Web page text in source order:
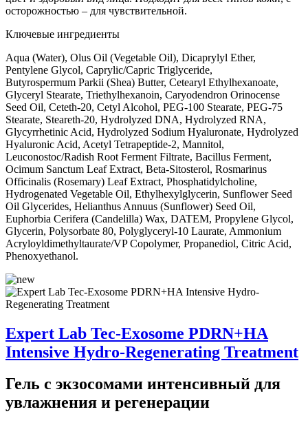
осторожностью – для чувствительной.
Ключевые ингредиенты
Aqua (Water), Olus Oil (Vegetable Oil), Dicaprylyl Ether,
Pentylene Glycol, Caprylic/Capric Triglyceride,
Butyrospermum Parkii (Shea) Butter, Cetearyl Ethylhexanoate,
Glyceryl Stearate, Triethylhexanoin, Caryodendron Orinocense
Seed Oil, Ceteth-20, Cetyl Alcohol, PEG-100 Stearate, PEG-75
Stearate, Steareth-20, Hydrolyzed DNA, Hydrolyzed RNA,
Glycyrrhetinic Acid, Hydrolyzed Sodium Hyaluronate, Hydrolyzed
Hyaluronic Acid, Acetyl Tetrapeptide-2, Mannitol,
Leuconostoc/Radish Root Ferment Filtrate, Bacillus Ferment,
Ocimum Sanctum Leaf Extract, Beta-Sitosterol, Rosmarinus
Officinalis (Rosemary) Leaf Extract, Phosphatidylcholine,
Hydrogenated Vegetable Oil, Ethylhexylglycerin, Sunflower Seed
Oil Glycerides, Helianthus Annuus (Sunflower) Seed Oil,
Euphorbia Cerifera (Candelilla) Wax, DATEM, Propylene Glycol,
Glycerin, Polysorbate 80, Polyglyceryl-10 Laurate, Ammonium
Acryloyldimethyltaurate/VP Copolymer, Propanediol, Citric Acid,
Phenoxyethanol.
Expert Lab Tec-Exosome PDRN+HA
Intensive Hydro-Regenerating Treatment
Гель с экзосомами интенсивный для
увлажнения и регенерации